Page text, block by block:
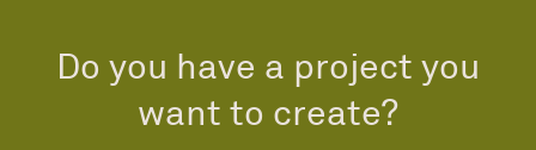
Do you have a project you
want to create?